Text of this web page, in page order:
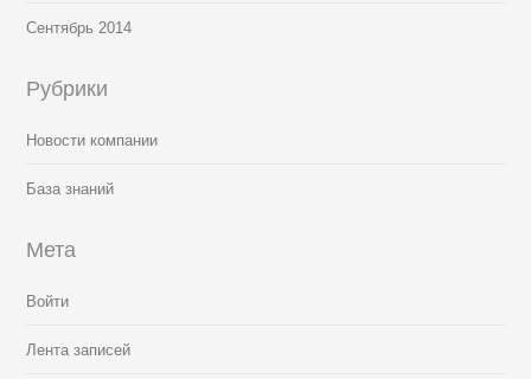
Сентябрь 2014
Рубрики
Новости компании
База знаний
Мета
Войти
Лента записей